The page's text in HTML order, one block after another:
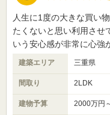
人生に1度の大きな買い
たくないと思い利用させ
いう安心感が非常に心強
建築エリア 三重県
間取り 2LDK
建物予算 2000万円